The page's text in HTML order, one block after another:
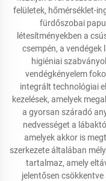
felületek, hőmérséklet-
fürdőszobai
létesítményekben a
csempén, a vendégek
higiéniai
vendégkényelem
integrált technológiai
kezelések, amelyek
a gyorsan száradó
nedvességet a
amelyek akkor is
szerkezete általában
tartalmaz, amely
jelentősen